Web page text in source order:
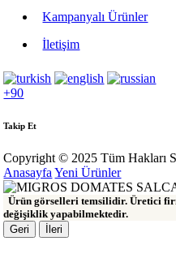
Kampanyalı Ürünler
İletişim
+90
Takip Et
Copyright © 2025 Tüm Hakları
Anasayfa Yeni Ürünler
Ürün görselleri temsilidir. Üretici
değişiklik yapabilmektedir.
Geri
İleri